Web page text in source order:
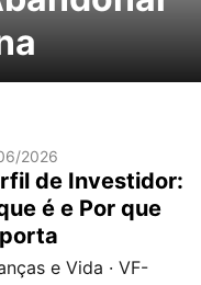
2026
de Investidor:
é e Por que
e Vida · VF-